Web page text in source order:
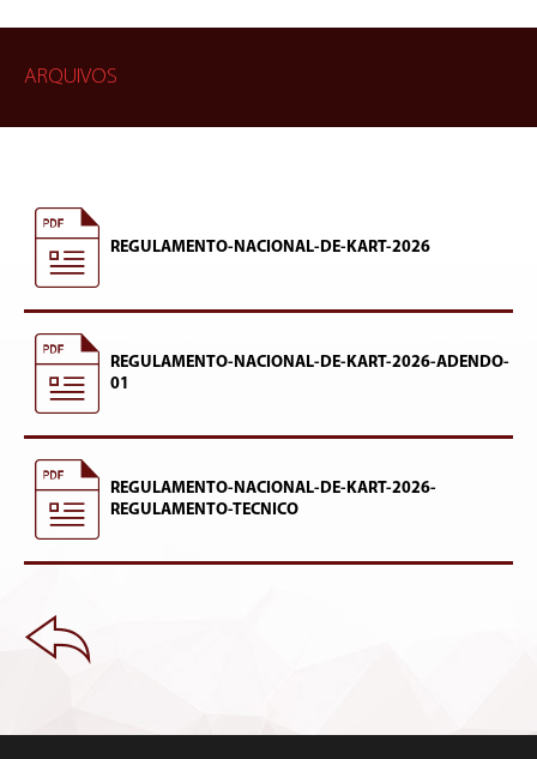
ARQUIVOS
REGULAMENTO-NACIONAL-DE-KART-2026
REGULAMENTO-NACIONAL-DE-KART-2026-ADENDO-
01
REGULAMENTO-NACIONAL-DE-KART-2026-
REGULAMENTO-TECNICO